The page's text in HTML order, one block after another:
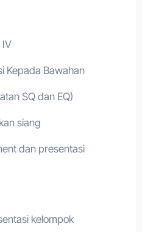
IV
Kepada Bawahan
SQ dan EQ)
siang
dan presentasi
kelompok